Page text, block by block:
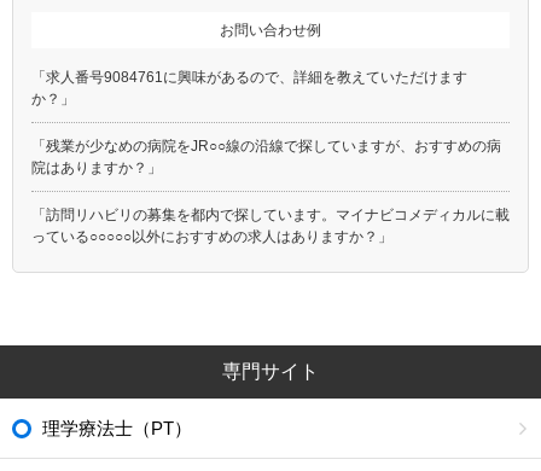
お問い合わせ例
「求人番号9084761に興味があるので、詳細を教えていただけます
か？」
「残業が少なめの病院をJR○○線の沿線で探していますが、おすすめの病
院はありますか？」
「訪問リハビリの募集を都内で探しています。マイナビコメディカルに載
っている○○○○○以外におすすめの求人はありますか？」
専門サイト
理学療法士（PT）